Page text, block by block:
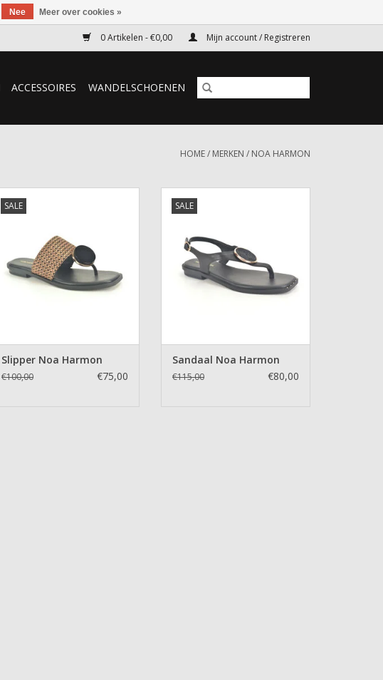
0 Artikelen - €0,00 Mijn account / Registreren
ACCESSOIRES WANDELSCHOENEN
HOME/ MERKEN / NOA HARMON
SALE
TOEVOEGEN AAN WINKELWAGEN
Slipper Noa Harmon
€100,00 €75,00
SALE
TOEVOEGEN AAN WINKELWAGEN
Sandaal Noa Harmon
€115,00 €80,00
Nee Meer over cookies »